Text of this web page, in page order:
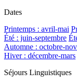
Dates
Printemps : avril-mai
Été : juin-septembre
Automne : octobre-
Hiver : décembre-mars
Séjours Linguistiques